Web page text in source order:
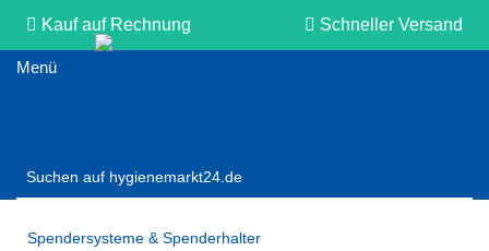
Kauf auf Rechnung Schneller Versand
Spendersysteme & Spenderhalter